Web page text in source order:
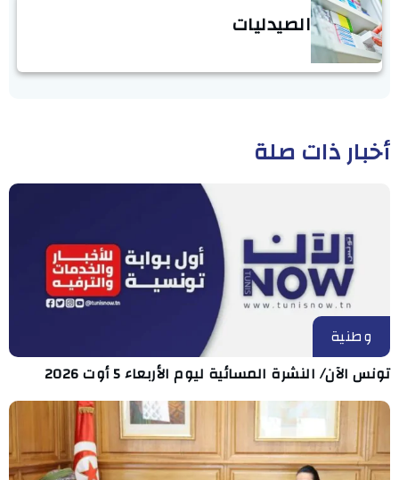
الصيدليات
أخبار ذات صلة
وطنية
تونس الآن/ النشرة المسائية ليوم الأربعاء 5 أوت 2026